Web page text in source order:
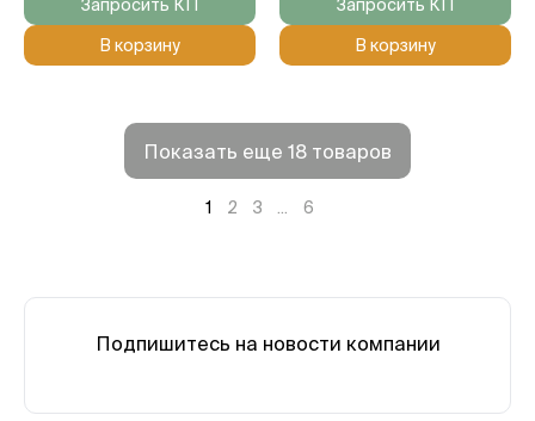
Запросить КП
В корзину
Запросить КП
В корзину
Показать еще 18 товаров
1 2 3 6
Подпишитесь на новости компании